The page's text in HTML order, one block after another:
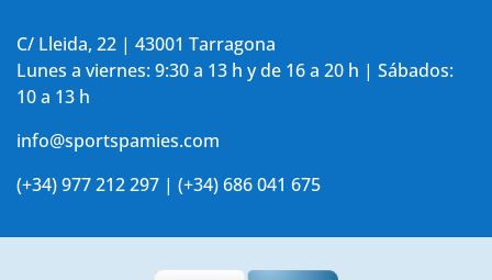
C/ Lleida, 22 | 43001 Tarragona
Lunes a viernes: 9:30 a 13 h y de 16 a 20 h | Sábados:
10 a 13 h
info@sportspamies.com
(+34) 977 212 297 | (+34) 686 041 675